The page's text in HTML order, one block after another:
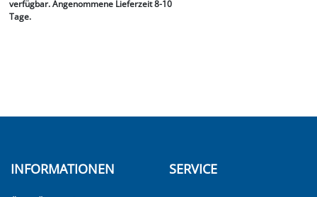
verfügbar. Angenommene Lieferzeit 8-10
Tage.
INFORMATIONEN SERVICE